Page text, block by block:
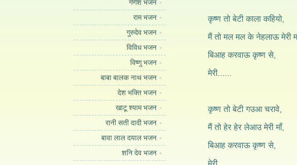
गणेश भजन
राम भजन
गुरुदेव भजन
विविध भजन
विष्णु भजन
बाबा बालक नाथ भजन
देश भक्ति भजन
खाटू श्याम भजन
रानी सती दादी भजन
बावा लाल दयाल भजन
शनि देव भजन
कृष्ण तो बेटी काला कहियो,
मैं तो मल मल के नेहलाऊ मेरी
बिआह करवाऊ कृष्ण से,
मेरी......
कृष्ण तो बेटी गउआ चरावे,
मैं तो हेर हेर लेआउ मेरी माँ,
बिआह करवाऊ कृष्ण से,